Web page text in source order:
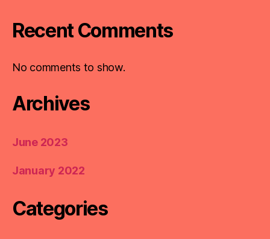
Recent Comments
No comments to show.
Archives
June 2023
January 2022
Categories